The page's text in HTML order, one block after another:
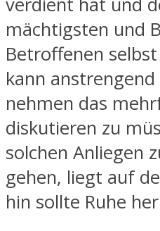
mächtigsten und
Betroffenen
kann
nehmen das
diskutieren zu
solchen Anliegen
gehen, liegt auf
hin sollte Ruhe